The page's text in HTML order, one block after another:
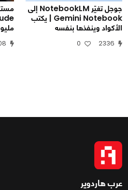
جوجل تغيّر NotebookLM إلى
Gemini Notebook | يكتب
الأكواد وينفذها بنفسه
2336
0
عرب هاردوير